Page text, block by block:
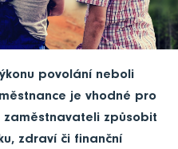
povolání neboli
je vhodné pro
zaměstnavateli způsobit
zdraví či finanční